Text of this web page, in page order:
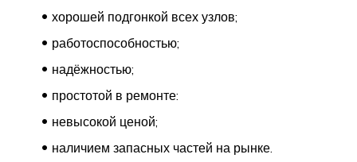
хорошей подгонкой всех узлов;
работоспособностью;
надёжностью;
простотой в ремонте:
невысокой ценой;
наличием запасных частей на рынке.